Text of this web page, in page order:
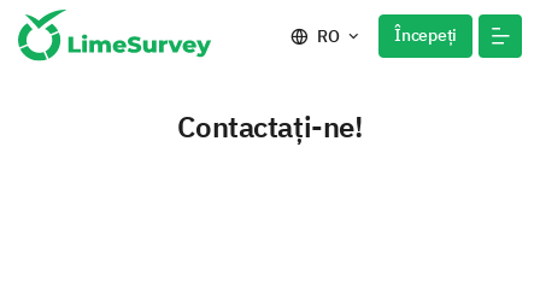
RO Începeți
Contactați-ne!